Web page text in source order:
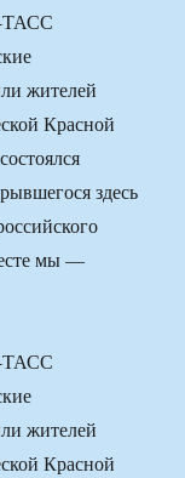
ТАСС
жителей
Красной
здесь
мы —
ТАСС
жителей
Красной